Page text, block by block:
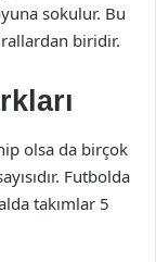
sokulur. Bu
biridir.
olsa da birçok
Futbolda
takımlar 5